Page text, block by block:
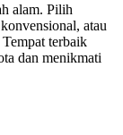
alam. Pilih
atau
terbaik
dan menikmati